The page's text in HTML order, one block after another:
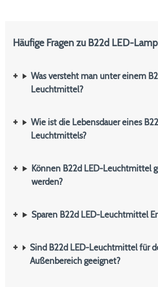
Häufige Fragen zu B22d LED-
Was versteht man unter einem
Leuchtmittel?
Wie ist die Lebensdauer eines
Leuchtmittels?
Können B22d LED-Leuchtmittel
werden?
Sparen B22d LED-Leuchtmittel
Sind B22d LED-Leuchtmittel für
Außenbereich geeignet?